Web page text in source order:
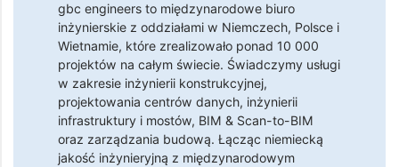
gbc engineers to międzynarodowe biuro
inżynierskie z oddziałami w Niemczech, Polsce i
Wietnamie, które zrealizowało ponad 10 000
projektów na całym świecie. Świadczymy usługi
w zakresie inżynierii konstrukcyjnej,
projektowania centrów danych, inżynierii
infrastruktury i mostów, BIM & Scan-to-BIM
oraz zarządzania budową. Łącząc niemiecką
jakość inżynieryjną z międzynarodowym